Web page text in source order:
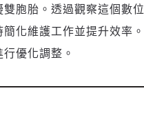
胞胎。透過觀察這個數
化維護工作並提升效率
優化調整。